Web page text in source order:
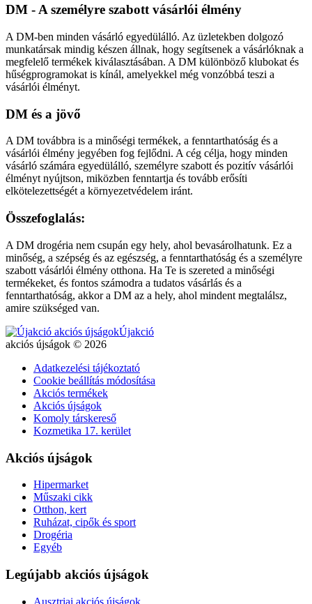
DM - A személyre szabott vásárlói élmény
A DM-ben minden vásárló egyedülálló. Az üzletekben dolgozó
munkatársak mindig készen állnak, hogy segítsenek a vásárlóknak a
megfelelő termékek kiválasztásában. A DM különböző klubokat és
hűségprogramokat is kínál, amelyekkel még vonzóbbá teszi a
vásárlói élményt.
DM és a jövő
A DM továbbra is a minőségi termékek, a fenntarthatóság és a
vásárlói élmény jegyében fog fejlődni. A cég célja, hogy minden
vásárló számára egyedülálló, személyre szabott és pozitív vásárlói
élményt nyújtson, miközben fenntartja és tovább erősíti
elkötelezettségét a környezetvédelem iránt.
Összefoglalás:
A DM drogéria nem csupán egy hely, ahol bevasárolhatunk. Ez a
minőség, a szépség és az egészség, a fenntarthatóság és a személyre
szabott vásárlói élmény otthona. Ha Te is szereted a minőségi
termékeket, és fontos számodra a tudatos vásárlás és a
fenntarthatóság, akkor a DM az a hely, ahol mindent megtalálsz,
amire szükséged van.
Újakció
akciós újságok © 2026
Adatkezelési tájékoztató
Cookie beállítás módosítása
Akciós termékek
Akciós újságok
Komoly társkereső
Kozmetika 17. kerület
Akciós újságok
Hipermarket
Műszaki cikk
Otthon, kert
Ruházat, cipők és sport
Drogéria
Egyéb
Legújabb akciós újságok
Ausztriai akciós újságok